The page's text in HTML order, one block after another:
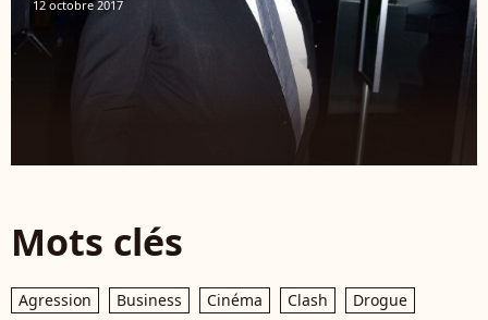
12 octobre 2017
Mots clés
Agression Business Cinéma Clash
Drogue